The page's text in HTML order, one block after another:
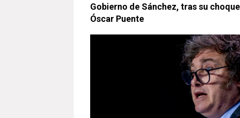
Gobierno de Sánchez, tras su
Óscar Puente